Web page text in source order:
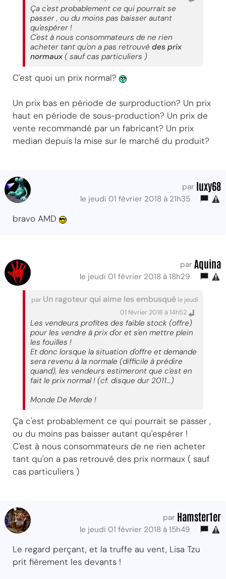
Ça c'est probablement ce qui pourrait se
passer , ou du moins pas baisser autant
qu'espérer !
C'est à nous consommateurs de ne rien
acheter tant qu'on a pas retrouvé des prix
normaux ( sauf cas particuliers )
C'est quoi un prix normal?
Un prix bas en période de surproduction? Un prix
haut en période de sous-production? Un prix de
vente recommandé par un fabricant? Un prix
median depuis la mise sur le marché du produit?
par luxy68
le jeudi 01 février 2018 à 21h35
bravo AMD
par Aquina
le jeudi 01 février 2018 à 18h29
par Un ragoteur qui aime les embusqué le jeudi
01 février 2018 à 14h52
Les vendeurs profites des faible stock (offre)
pour les vendre à prix d'or et s'en mettre plein
les fouilles !
Et donc lorsque la situation d'offre et demande
sera revenu à la normale (difficile à prédire
quand), les vendeurs estimeront que c'est en
fait le prix normal ! (cf. disque dur 2011...)
Monde De Merde !
Ça c'est probablement ce qui pourrait se passer ,
ou du moins pas baisser autant qu'espérer !
C'est à nous consommateurs de ne rien acheter
tant qu'on a pas retrouvé des prix normaux ( sauf
cas particuliers )
par Hamster1er
le jeudi 01 février 2018 à 15h49
Le regard perçant, et la truffe au vent, Lisa Tzu
prit fièrement les devants !